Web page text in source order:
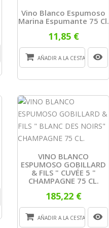
Vino Blanco Espumoso
Marina Espumante 75 Cl.
11,85 €
AÑADIR A LA CESTA
VINO BLANCO
ESPUMOSO GOBILLARD
& FILS " CUVÉE 5 "
CHAMPAGNE 75 CL.
185,22 €
AÑADIR A LA CESTA